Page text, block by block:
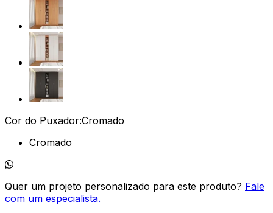
Cor do Puxador:Cromado
Cromado
Quer um projeto personalizado para este produto? Fale
com um especialista.